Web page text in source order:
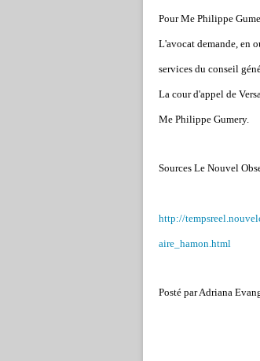
Pour Me Philippe
L'avocat demande, en
services du conseil
La cour d'appel de
Me Philippe Gumery.
Sources Le Nouvel
http://
aire_hamon.html
Posté par Adriana